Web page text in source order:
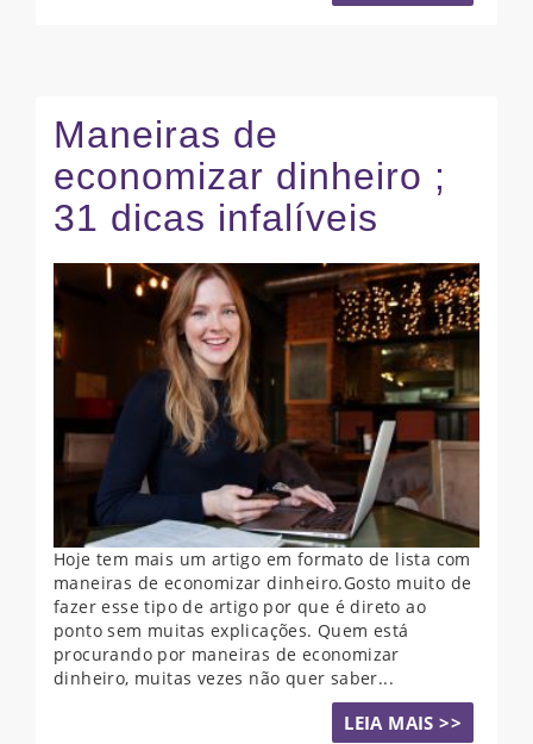
Maneiras de
economizar dinheiro ;
31 dicas infalíveis
Hoje tem mais um artigo em formato de lista com
maneiras de economizar dinheiro.Gosto muito de
fazer esse tipo de artigo por que é direto ao
ponto sem muitas explicações. Quem está
procurando por maneiras de economizar
dinheiro, muitas vezes não quer saber...
LEIA MAIS >>